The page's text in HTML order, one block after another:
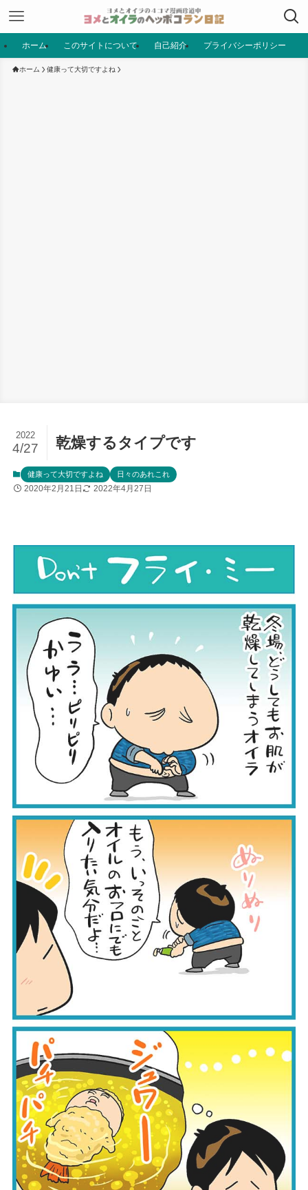
ホーム このサイトについて 自己紹介 プライバシーポリシー
ホーム 健康って大切ですよね
乾燥するタイプです
2022
4/27
健康って大切ですよね 日々のあれこれ
2020年2月21日 2022年4月27日